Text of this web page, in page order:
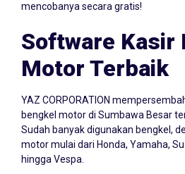
mencobanya secara gratis!
Software Kasir
Motor Terbaik
YAZ CORPORATION
bengkel motor di Sumbawa Besar
Sudah banyak digunakan bengkel,
motor mulai dari Honda, Yamaha,
hingga Vespa.